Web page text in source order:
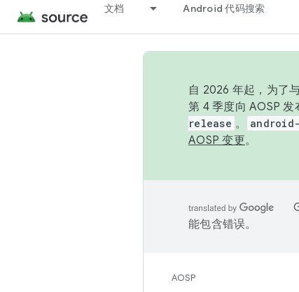
文档 Android 代码搜索
自 2026 年起，为了
第 4 季度向 AOSP
release 。
AOSP 变更。
能包含错误。
AOSP